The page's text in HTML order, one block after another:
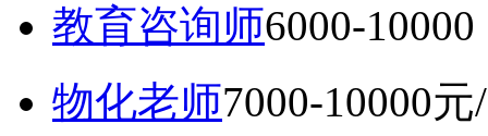
教育咨询师6000-
物化老师7000-10000元